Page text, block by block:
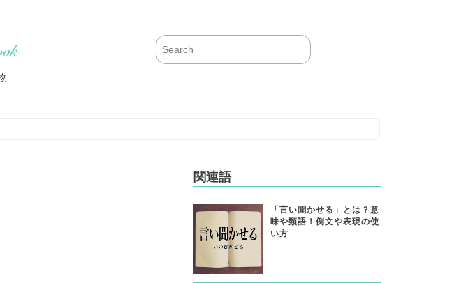
関連語
「言い聞かせる」とは？意
味や類語！例文や表現の使
い方